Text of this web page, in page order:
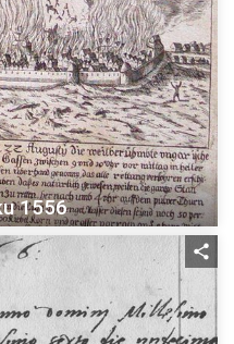
1556